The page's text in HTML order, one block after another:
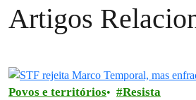
Artigos
Povos e territórios Resista